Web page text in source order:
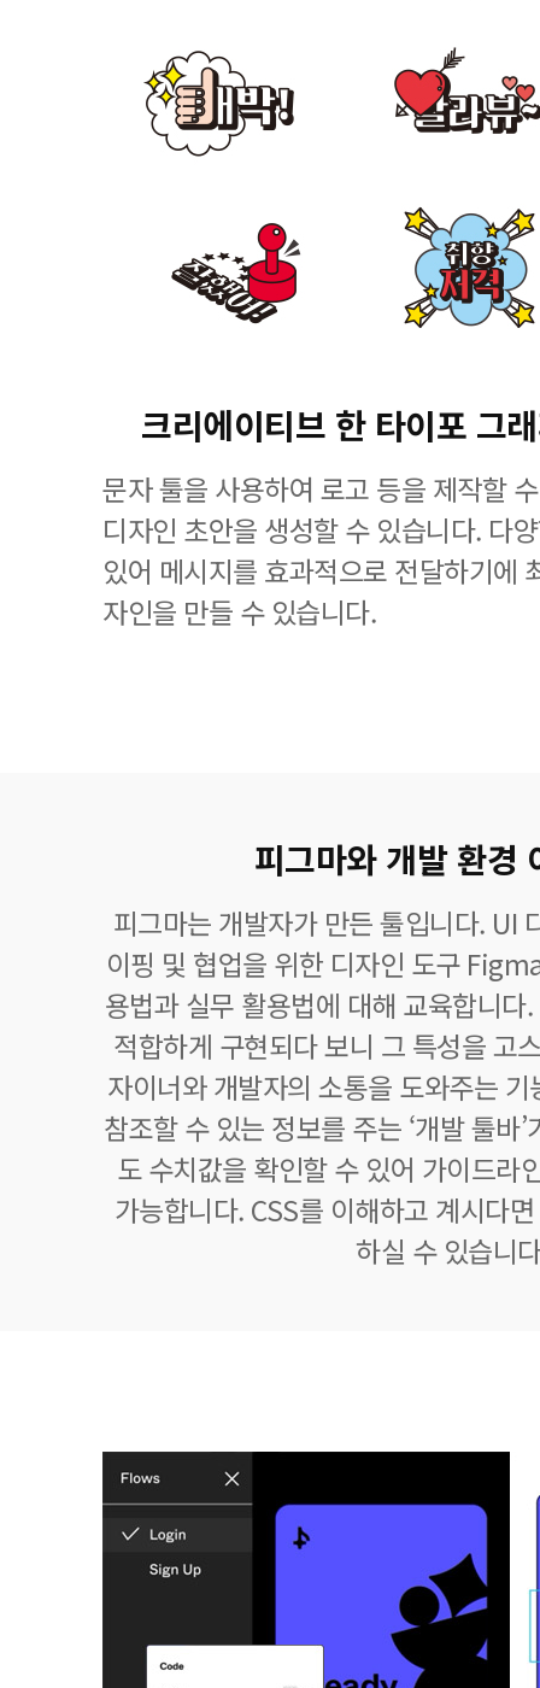
크리에이티브 한 타이포 그
문자 툴을 사용하여 로고 등을 제작할
디자인 초안을 생성할 수 있습니다. 다
있어 메시지를 효과적으로 전달하기에
자인을 만들 수 있습니다.
피그마와 개발 환경
피그마는 개발자가 만든 툴입니다. UI
이핑 및 협업을 위한 디자인 도구
용법과 실무 활용법에 대해 교육합니
적합하게 구현되다 보니 그 특성을 고
자이너와 개발자의 소통을 도와주는
참조할 수 있는 정보를 주는 ‘개발 툴바
도 수치값을 확인할 수 있어 가이드라
가능합니다. CSS를 이해하고 계시다
하실 수 있습니